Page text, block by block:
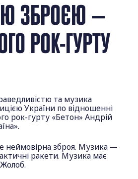
ЗБРОЄЮ —
РОК-ГУРТУ
та музика
України по відношенні
рок-гурту «Бетон» Андрій
неймовірна зброя. Музика —
ракети. Музика має